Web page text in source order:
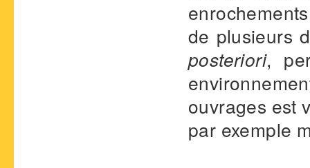
de plusieurs
posteriori,
ouvrages est
par exemple